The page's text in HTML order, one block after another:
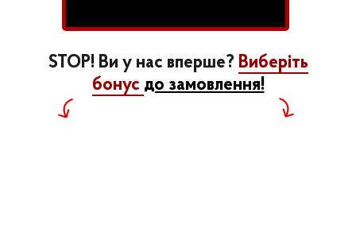
STOP! Ви у нас вперше? Виберіть
бонус до замовлення!